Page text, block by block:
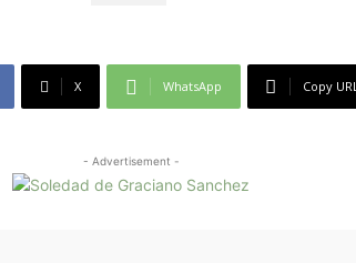
X WhatsApp Copy URL
- Advertisement -